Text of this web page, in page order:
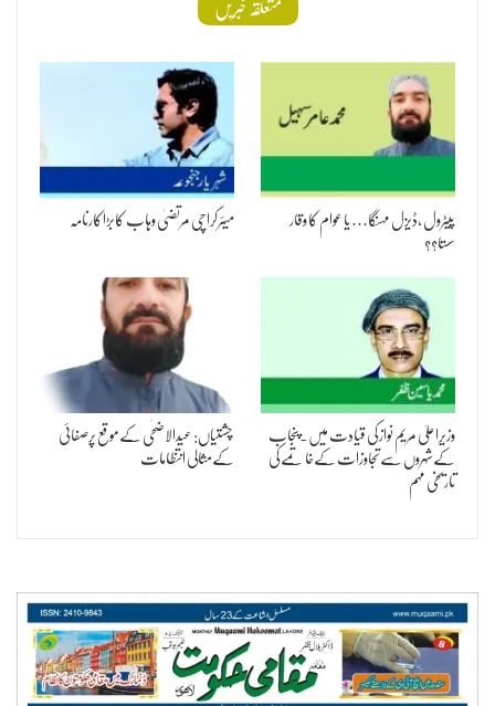
متعلقہ خبریں
پیٹرول ،ڈیزل مہنگا… یا عوام کا وقار
سستا؟؟
میئرکراچی مرتضیٰ وہاب کابڑاکارنامہ
وزیراعلیٰ مریم نوازکی قیادت میں۔پنجاب
کےشہروں سےتجاوزات کےخاتمےکی
تاریخی مہم
چشتیاں: عیدالاضحٰی کےموقع پرصفائی
کےمثالی انتظامات